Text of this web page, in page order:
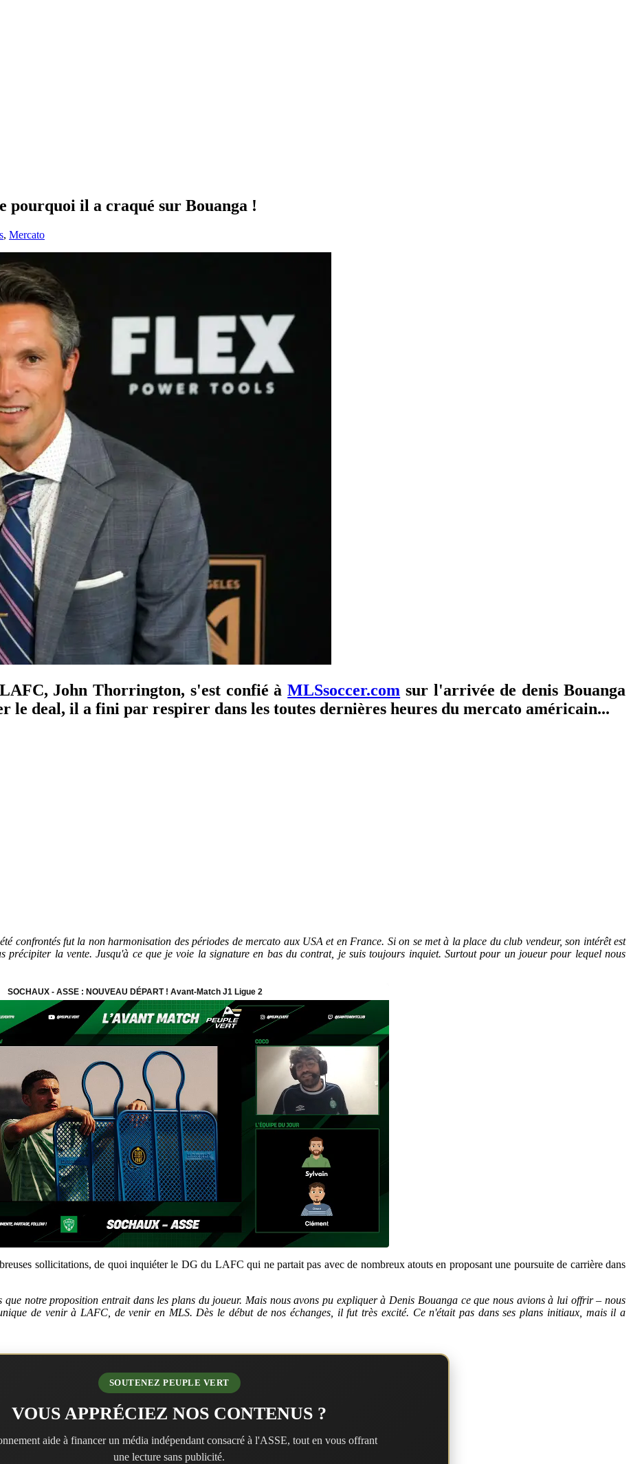
pourquoi il a craqué sur Bouanga !
, Mercato
John Thorrington, s'est confié àMLSsoccer.com sur l'arrivée de denis Bouanga
le deal, il a fini par respirer dans les toutes dernières heures du mercato américain...
confrontés fut la non harmonisation des périodes de mercato aux USA et en France. Si on se met à la place du club vendeur, son intérêt est
précipiter la vente. Jusqu'à ce que je voie la signature en bas du contrat, je suis toujours inquiet. Surtout pour un joueur pour lequel nous
sollicitations, de quoi inquiéter le DG du LAFC qui ne partait pas avec de nombreux atouts en proposant une poursuite de carrière dans
que notre proposition entrait dans les plans du joueur. Mais nous avons pu expliquer à Denis Bouanga ce que nous avions à lui offrir – nous
de venir à LAFC, de venir en MLS. Dès le début de nos échanges, il fut très excité. Ce n'était pas dans ses plans initiaux, mais il a
SOUTENEZ PEUPLE VERT
VOUS APPRÉCIEZ NOS CONTENUS ?
aide à financer un média indépendant consacré à l'ASSE, tout en vous offrant
une lecture sans publicité.